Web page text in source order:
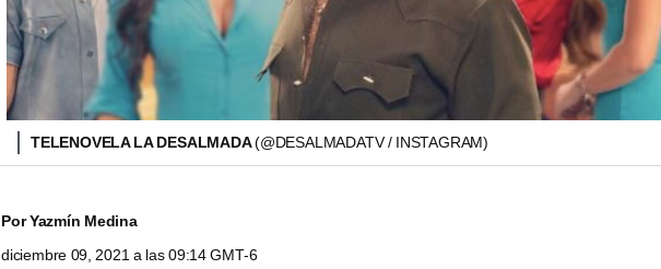
TELENOVELA LA DESALMADA(@DESALMADATV / INSTAGRAM)
PorYazmín Medina
diciembre 09, 2021 a las 09:14 GMT-6